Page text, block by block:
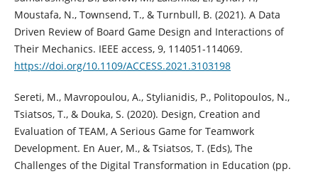
Moustafa, N., Townsend, T., & Turnbull, B. (2021). A Data
Driven Review of Board Game Design and Interactions of
Their Mechanics. IEEE access, 9, 114051-114069.
https://doi.org/10.1109/ACCESS.2021.3103198
Sereti, M., Mavropoulou, A., Stylianidis, P., Politopoulos, N.,
Tsiatsos, T., & Douka, S. (2020). Design, Creation and
Evaluation of TEAM, A Serious Game for Teamwork
Development. En Auer, M., & Tsiatsos, T. (Eds), The
Challenges of the Digital Transformation in Education (pp.